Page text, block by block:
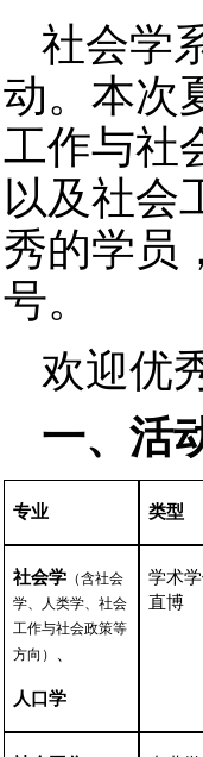
社会学
动。本次
工作与社
以及社会
秀的学员
号。
欢迎优
一、活
专业 类型
社会学 （含社会
学、人类学、社会
工作与社会政策等
方向）
人口学
学术
直博